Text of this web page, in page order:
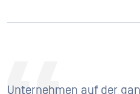
Unternehmen auf der